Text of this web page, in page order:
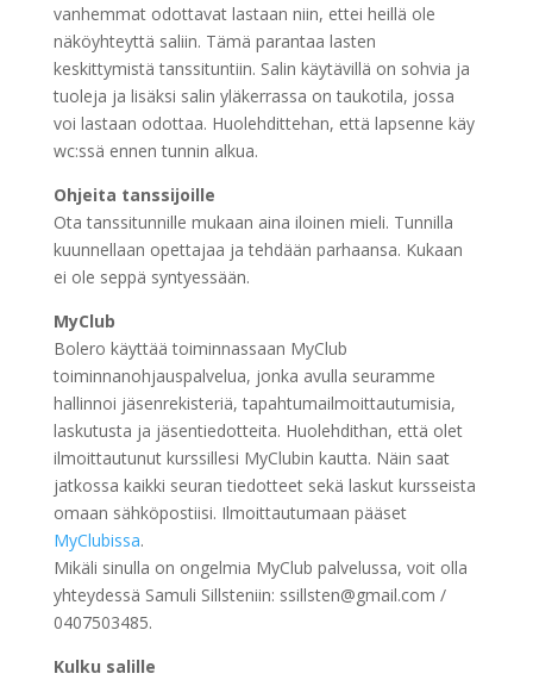
vanhemmat odottavat lastaan niin, ettei heillä ole
näköyhteyttä saliin. Tämä parantaa lasten
keskittymistä tanssituntiin. Salin käytävillä on sohvia ja
tuoleja ja lisäksi salin yläkerrassa on taukotila, jossa
voi lastaan odottaa. Huolehdittehan, että lapsenne käy
wc:ssä ennen tunnin alkua.
Ohjeita tanssijoille
Ota tanssitunnille mukaan aina iloinen mieli. Tunnilla
kuunnellaan opettajaa ja tehdään parhaansa. Kukaan
ei ole seppä syntyessään.
MyClub
Bolero käyttää toiminnassaan MyClub
toiminnanohjauspalvelua, jonka avulla seuramme
hallinnoi jäsenrekisteriä, tapahtumailmoittautumisia,
laskutusta ja jäsentiedotteita. Huolehdithan, että olet
ilmoittautunut kurssillesi MyClubin kautta. Näin saat
jatkossa kaikki seuran tiedotteet sekä laskut kursseista
omaan sähköpostiisi. Ilmoittautumaan pääset
MyClubissa.
Mikäli sinulla on ongelmia MyClub palvelussa, voit olla
yhteydessä Samuli Sillsteniin: ssillsten@gmail.com /
0407503485.
Kulku salille